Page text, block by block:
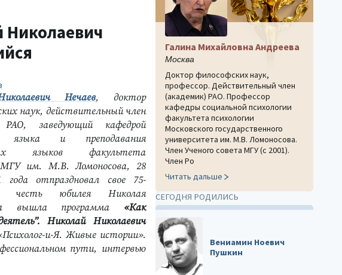
Николаевич
Нечаев, доктор
наук, действительный член
РАО, заведующий кафедрой
языка и преподавания
языков факультета
МГУ им. М.В. Ломоносова, 28
года отпраздновал свое 75-
юбилея Николая
вышла программа «Как
Николай Николаевич
и-Я. Живые истории».
пути, интервью
Галина Михайловна Андреева
Москва
Доктор философских наук,
профессор. Действительный член
(академик) РАО. Профессор
кафедры социальной психологии
факультета психологии
Московского государственного
университета им. М.В. Ломоносова.
Член Ученого совета МГУ (с 2001).
Член Ро
Читать дальше
СЕГОДНЯ РОДИЛИСЬ
Вениамин Ноевич
Пушкин